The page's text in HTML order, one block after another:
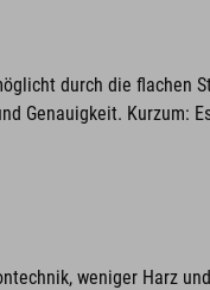
durch die flachen
Genauigkeit. Kurzum:
weniger Harz